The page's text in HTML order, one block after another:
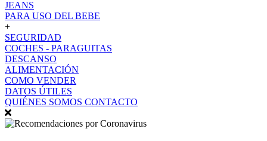
JEANS
PARA USO DEL BEBE
+
SEGURIDAD
COCHES - PARAGUITAS
DESCANSO
ALIMENTACIÓN
COMO VENDER
DATOS ÚTILES
QUIÉNES SOMOS CONTACTO